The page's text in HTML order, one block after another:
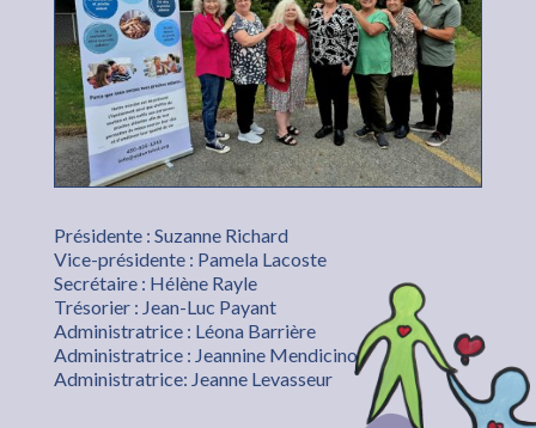
Présidente : Suzanne Richard
Vice-présidente : Pamela Lacoste
Secrétaire : Hélène Rayle
Trésorier : Jean-Luc Payant
Administratrice : Léona Barrière
Administratrice : Jeannine Mendicino
Administratrice: Jeanne Levasseur